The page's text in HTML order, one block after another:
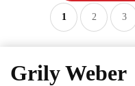
1 2 3
Grily Weber